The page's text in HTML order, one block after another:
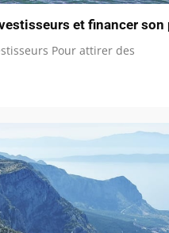
et financer son
Pour attirer des